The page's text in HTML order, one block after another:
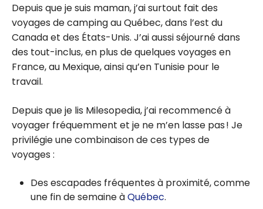
Depuis que je suis maman, j’ai surtout fait des
voyages de camping au Québec, dans l’est du
Canada et des États-Unis. J’ai aussi séjourné dans
des tout-inclus, en plus de quelques voyages en
France, au Mexique, ainsi qu’en Tunisie pour le
travail.
Depuis que je lis Milesopedia, j’ai recommencé à
voyager fréquemment et je ne m’en lasse pas ! Je
privilégie une combinaison de ces types de
voyages :
Des escapades fréquentes à proximité, comme
une fin de semaine àQuébec.